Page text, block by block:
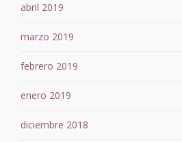
abril 2019
marzo 2019
febrero 2019
enero 2019
diciembre 2018